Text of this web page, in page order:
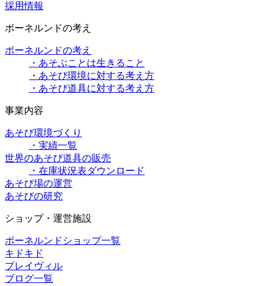
採用情報
ボーネルンドの考え
ボーネルンドの考え
・あそぶことは生きること
・あそび環境に対する考え方
・あそび道具に対する考え方
事業内容
あそび環境づくり
・実績一覧
世界のあそび道具の販売
・在庫状況表ダウンロード
あそび場の運営
あそびの研究
ショップ・運営施設
ボーネルンドショップ一覧
キドキド
プレイヴィル
ブログ一覧